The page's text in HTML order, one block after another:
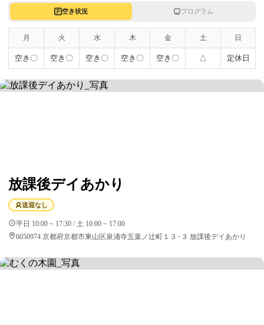
空き状況 プログラム
月 火 水 木 金 土 日
空き〇 空き〇 空き〇 空き〇 空き〇 △ 定休日
放課後デイあかり
送迎なし
平日 10:00 ~ 17:30 / 土 10:00 ~ 17:00
6050974 京都府京都市東山区泉涌寺五葉ノ辻町１３−３ 放課後デイあかり